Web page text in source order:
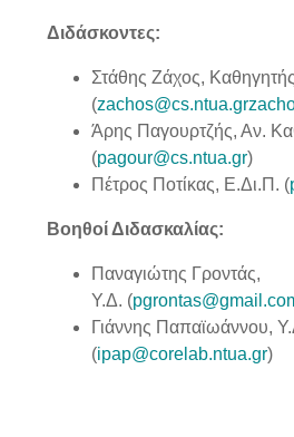
Διδάσκοντες:
Στάθης Ζάχος, Καθηγητής
(zachos@cs.ntua.gr
Άρης Παγουρτζής, Αν.
(pagour@cs.ntua.gr)
Πέτρος Ποτίκας, Ε.Δι.Π. (
Βοηθοί Διδασκαλίας:
Παναγιώτης Γροντάς,
Υ.Δ. (
Γιάννης Παπαϊωάννου,
(ipap@corelab.ntua.gr)